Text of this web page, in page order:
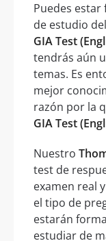
Puedes
de estudio del
GIA Test
tendrás aún
temas. Es
mejor
razón por la
GIA Test
Nuestro
test de
examen real
el tipo de
estarán
estudiar de